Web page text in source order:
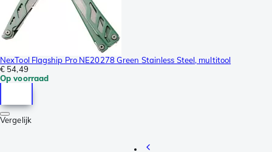
NexTool Flagship Pro NE20278 Green Stainless Steel, multitool
€ 54,49
Op voorraad
Vergelijk